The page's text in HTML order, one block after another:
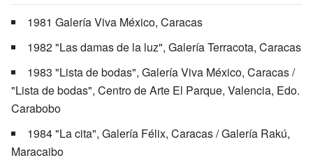
1981 Galería Viva México, Caracas
1982 "Las damas de la luz", Galería Terracota, Caracas
1983 "Lista de bodas", Galería Viva México, Caracas /
"Lista de bodas", Centro de Arte El Parque, Valencia, Edo.
Carabobo
1984 "La cita", Galería Félix, Caracas / Galería Rakú,
Maracaibo